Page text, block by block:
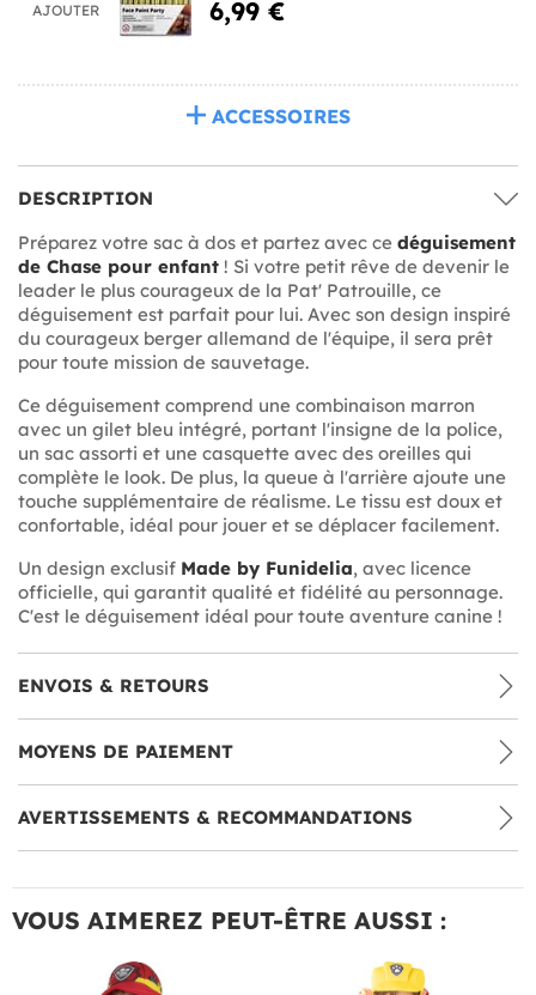
AJOUTER 6,99 €
ACCESSOIRES
DESCRIPTION
Préparez votre sac à dos et partez avec ce déguisement
de Chase pour enfant ! Si votre petit rêve de devenir le
leader le plus courageux de la Pat' Patrouille, ce
déguisement est parfait pour lui. Avec son design inspiré
du courageux berger allemand de l'équipe, il sera prêt
pour toute mission de sauvetage.
Ce déguisement comprend une combinaison marron
avec un gilet bleu intégré, portant l'insigne de la police,
un sac assorti et une casquette avec des oreilles qui
complète le look. De plus, la queue à l'arrière ajoute une
touche supplémentaire de réalisme. Le tissu est doux et
confortable, idéal pour jouer et se déplacer facilement.
Un design exclusif Made by Funidelia, avec licence
officielle, qui garantit qualité et fidélité au personnage.
C'est le déguisement idéal pour toute aventure canine !
ENVOIS & RETOURS
MOYENS DE PAIEMENT
AVERTISSEMENTS & RECOMMANDATIONS
VOUS AIMEREZ PEUT-ÊTRE AUSSI :